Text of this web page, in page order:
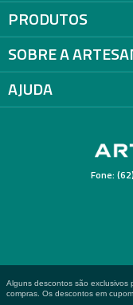
PRODUTOS
SOBRE A
AJUDA
Fone:
Alguns descontos são exclusivos
compras. Os descontos em